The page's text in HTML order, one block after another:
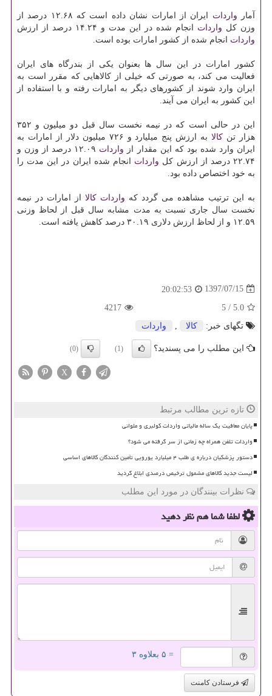
آمار واردات
ایران از امارات نشان داده است كه ۱۲.۶۸ درصد از
وزن كل واردات انجام شده در این مدت و ۱۴.۲۴ درصد از ارزش
واردات انجام شده از كشور امارات بوده است.
كشور امارات در این سال ها بعنوان یكی از بندرگاه های ایران
فعالیت می كند، به صورتی كه خیلی از كالاهایی كه مقرر است به
ایران وارد شوند از كشورهای دیگر به امارات رفته و با استفاده از
این كشور به ایران می آیند.
این در حالی است كه در نیمه نخست سال قبل دو میلیون و ۳۵۲
هزار تن كالا
به ارزش پنج میلیارد و ۷۲۶ میلیون دلار از امارات به
ایران وارد شده بود كه این مقدار از واردات
۱۲.۰۹ درصد از وزن و
۲۲.۷۴ درصد از ارزش كل
واردات انجام شده ایران در این مدت را
به خود اختصاص داده بود.
به این ترتیب مشاهده می گردد كه واردات كالا از امارات در نیمه
نخست سال جاری نسبت به مدت مشابه سال قبل از لحاظ وزنی
۱۲.۵۹ و از لحاظ ارزش دلاری ۳۰.۱۹ درصد كاهش یافته است.
1397/07/15
20:02:53
5.0
/
5
4217
تگهای خبر:
كالا واردات
این مطلب را می پسندید؟ (1)
(0)
X
تازه ترین مطالب مرتبط
پایان معافیت یک ساله مالیاتی واردات کولبری و ملوانی
واردات تلفن همراه چه زمانی از سر گرفته می شود؟
دستور پزشکیان درباره ی طلب ۴ میلیارد یورویی تأمین کنندگان کالاهای اساسی
لیست جدید کالاهای مشمول ترخیص درصدی ابلاغ گردید
نظرات بینندگان در مورد این مطلب
لطفا شما همنظر دهید
= ۵ بعلاوه ۳
فرستادن کامنت